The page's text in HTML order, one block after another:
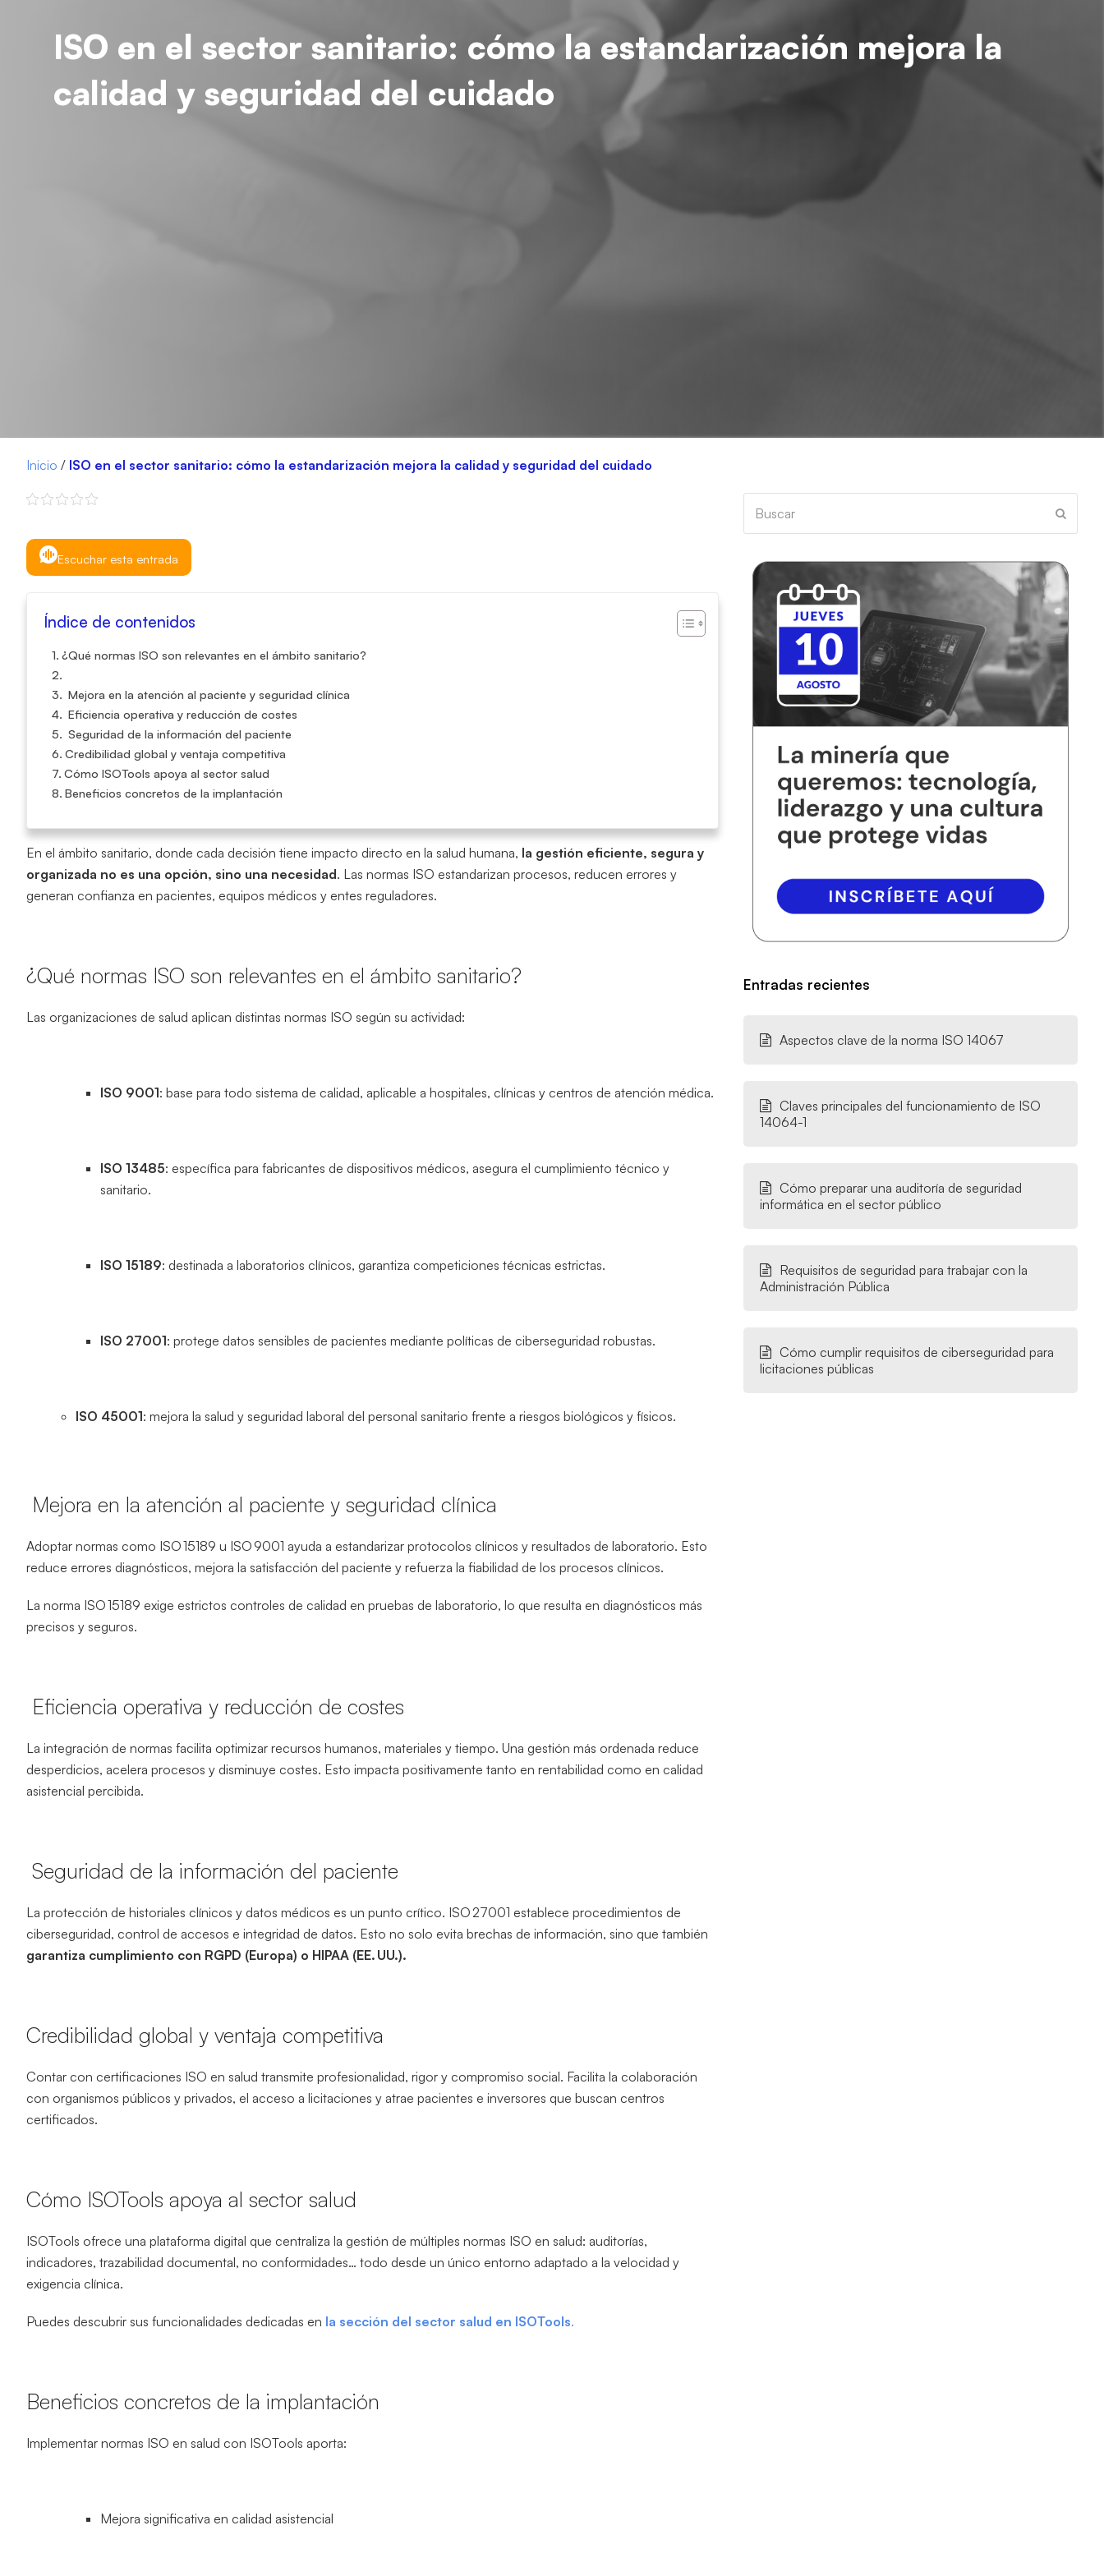
ISO en el sector sanitario: cómo la estandarización mejora la
calidad y seguridad del cuidado
Inicio / ISO en el sector sanitario: cómo la estandarización mejora la calidad y seguridad del cuidado
Escuchar esta entrada
Índice de contenidos
¿Qué normas ISO son relevantes en el ámbito sanitario?
Mejora en la atención al paciente y seguridad clínica
Eficiencia operativa y reducción de costes
Seguridad de la información del paciente
Credibilidad global y ventaja competitiva
Cómo ISOTools apoya al sector salud
Beneficios concretos de la implantación
En el ámbito sanitario, donde cada decisión tiene impacto directo en la salud humana, la gestión eficiente, segura y
organizada no es una opción, sino una necesidad. Las normas ISO estandarizan procesos, reducen errores y
generan confianza en pacientes, equipos médicos y entes reguladores.
¿Qué normas ISO son relevantes en el ámbito sanitario?
Las organizaciones de salud aplican distintas normas ISO según su actividad:
ISO 9001: base para todo sistema de calidad, aplicable a hospitales, clínicas y centros de atención médica.
ISO 13485: específica para fabricantes de dispositivos médicos, asegura el cumplimiento técnico y
sanitario.
ISO 15189: destinada a laboratorios clínicos, garantiza competiciones técnicas estrictas.
ISO 27001: protege datos sensibles de pacientes mediante políticas de ciberseguridad robustas.
ISO 45001: mejora la salud y seguridad laboral del personal sanitario frente a riesgos biológicos y físicos.
Mejora en la atención al paciente y seguridad clínica
Adoptar normas como ISO 15189 u ISO 9001 ayuda a estandarizar protocolos clínicos y resultados de laboratorio. Esto
reduce errores diagnósticos, mejora la satisfacción del paciente y refuerza la fiabilidad de los procesos clínicos.
La norma ISO 15189 exige estrictos controles de calidad en pruebas de laboratorio, lo que resulta en diagnósticos más
precisos y seguros.
Eficiencia operativa y reducción de costes
La integración de normas facilita optimizar recursos humanos, materiales y tiempo. Una gestión más ordenada reduce
desperdicios, acelera procesos y disminuye costes. Esto impacta positivamente tanto en rentabilidad como en calidad
asistencial percibida.
Seguridad de la información del paciente
La protección de historiales clínicos y datos médicos es un punto crítico. ISO 27001 establece procedimientos de
ciberseguridad, control de accesos e integridad de datos. Esto no solo evita brechas de información, sino que también
garantiza cumplimiento con RGPD (Europa) o HIPAA (EE. UU.).
Credibilidad global y ventaja competitiva
Contar con certificaciones ISO en salud transmite profesionalidad, rigor y compromiso social. Facilita la colaboración
con organismos públicos y privados, el acceso a licitaciones y atrae pacientes e inversores que buscan centros
certificados.
Cómo ISOTools apoya al sector salud
ISOTools ofrece una plataforma digital que centraliza la gestión de múltiples normas ISO en salud: auditorías,
indicadores, trazabilidad documental, no conformidades… todo desde un único entorno adaptado a la velocidad y
exigencia clínica.
Puedes descubrir sus funcionalidades dedicadas en la sección del sector salud en ISOTools.
Beneficios concretos de la implantación
Implementar normas ISO en salud con ISOTools aporta:
Mejora significativa en calidad asistencial
Entradas recientes
Aspectos clave de la norma ISO 14067
Claves principales del funcionamiento de ISO
14064-1
Cómo preparar una auditoría de seguridad
informática en el sector público
Requisitos de seguridad para trabajar con la
Administración Pública
Cómo cumplir requisitos de ciberseguridad para
licitaciones públicas